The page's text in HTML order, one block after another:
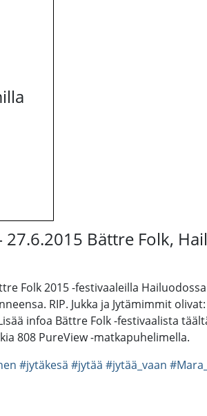
27.6.2015 Bättre Folk,
Folk 2015 -festivaaleilla
RIP. Jukka ja Jytämimmit
infoa Bättre Folk -festivaalista
808 PureView -matkapuhelimella.
#jytäkesä #jytää #jytää_vaan